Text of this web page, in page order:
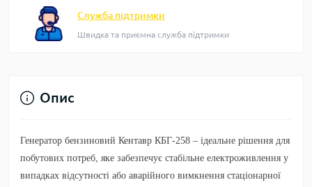
Служба підтримки
Швидка та приємна служба підтримки
Опис
Генератор бензиновий Кентавр КБГ-258 – ідеальне рішення для
побутових потреб, яке забезпечує стабільне електроживлення у
випадках відсутності або аварійного вимкнення стаціонарної